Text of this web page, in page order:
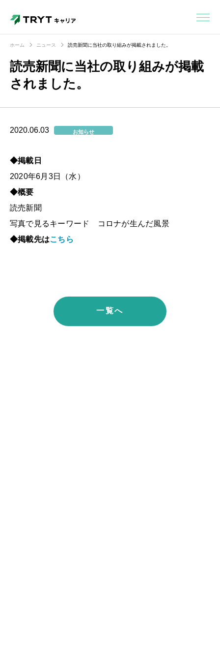
ホーム ニュース 読売新聞に当社の取り組みが掲載されました。
読売新聞に当社の取り組みが掲載
されました。
2020.06.03 お知らせ
◆掲載日
2020年6月3日（水）
◆概要
読売新聞
写真で見るキーワード コロナが生んだ風景
◆掲載先はこちら
一覧へ